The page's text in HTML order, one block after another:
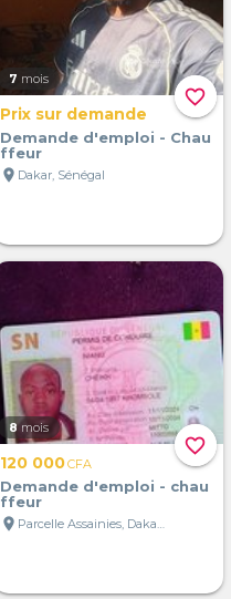
favorite_border
7 mois
Prix sur demande
Demande d'emploi - Chau
ffeur
location_on Dakar, Sénégal
favorite_border
8 mois
120 000CFA
Demande d'emploi - chau
ffeur
location_on
Parcelle Assainies, Dakar, Sénégal